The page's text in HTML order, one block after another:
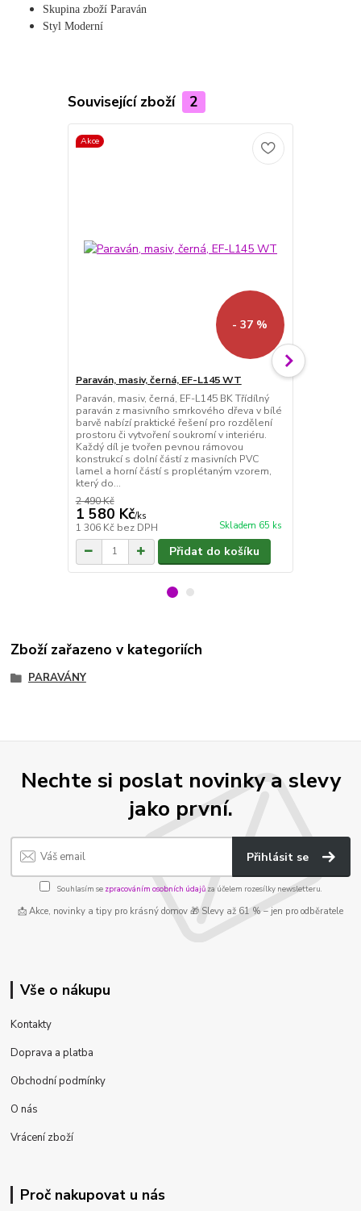
Skupina zboží Paraván
Styl Moderní
Související zboží 2
Akce
- 37 %
Paraván, masiv, černá, EF-L145 WT
Paraván, masiv, černá, EF-L145 BK Třídílný
paraván z masivního smrkového dřeva v bílé
barvě nabízí praktické řešení pro rozdělení
prostoru či vytvoření soukromí v interiéru.
Každý díl je tvořen pevnou rámovou
konstrukcí s dolní částí z masivních PVC
lamel a horní částí s proplétaným vzorem,
který do...
2 490 Kč
1 580 Kč/ks
1 306 Kč bez DPH Skladem 65 ks
Přidat do košíku
Zboží zařazeno v kategoriích
PARAVÁNY
Nechte si poslat novinky a slevy
jako první.
Přihlásit se
Souhlasím se zpracováním osobních údajůza účelem rozesílky newsletteru.
📩 Akce, novinky a tipy pro krásný domov 🎁 Slevy až 61 % – jen pro odběratele
Vše o nákupu
Kontakty
Doprava a platba
Obchodní podmínky
O nás
Vrácení zboží
Proč nakupovat u nás